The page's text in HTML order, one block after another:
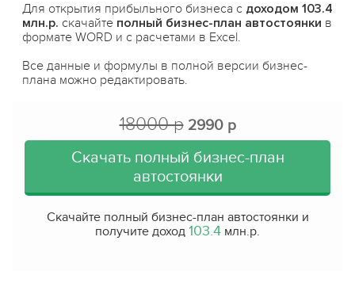
Для открытия прибыльного бизнеса с доходом 103.4
млн.р. скачайте полный бизнес-план автостоянки в
формате WORD и с расчетами в Excel.
Все данные и формулы в полной версии бизнес-
плана можно редактировать.
18000 р 2990 р
Скачать полный бизнес-план
автостоянки
Скачайте полный бизнес-план автостоянки и
получите доход 103.4 млн.р.